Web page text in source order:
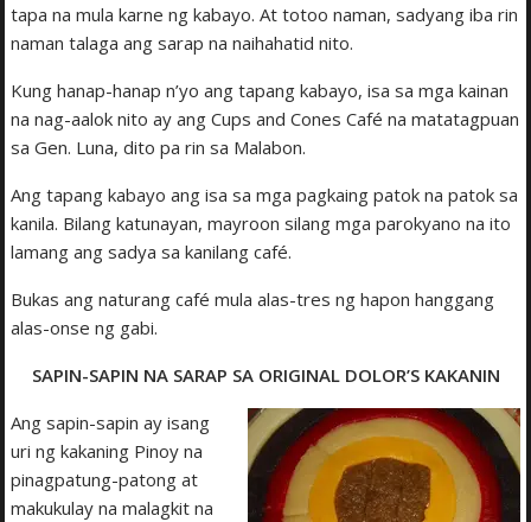
tapa na mula karne ng kabayo. At totoo naman, sadyang iba rin
naman talaga ang sarap na naihahatid nito.
Kung hanap-hanap n’yo ang tapang kabayo, isa sa mga kainan
na nag-aalok nito ay ang Cups and Cones Café na matatagpuan
sa Gen. Luna, dito pa rin sa Malabon.
Ang tapang kabayo ang isa sa mga pagkaing patok na patok sa
kanila. Bilang katunayan, mayroon silang mga parokyano na ito
lamang ang sadya sa kanilang café.
Bukas ang naturang café mula alas-tres ng hapon hanggang
alas-onse ng gabi.
SAPIN-SAPIN NA SARAP SA ORIGINAL DOLOR’S KAKANIN
Ang sapin-sapin ay isang
uri ng kakaning Pinoy na
pinagpatung-patong at
makukulay na malagkit na